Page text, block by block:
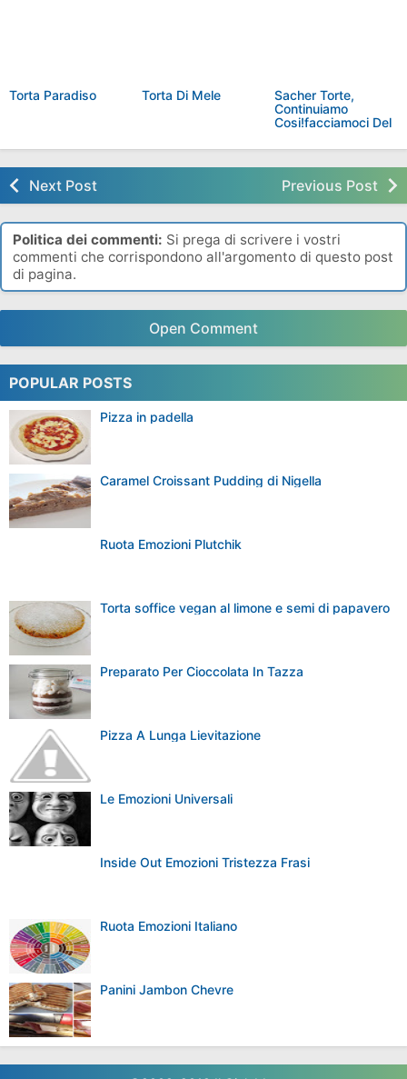
Torta Paradiso Torta Di Mele
Sacher Torte,
Continuiamo
Cosi!facciamoci Del
Next Post Previous Post
Politica dei commenti: Si prega di scrivere i vostri
commenti che corrispondono all'argomento di questo post
di pagina.
Open Comment
POPULAR POSTS
Pizza in padella
Caramel Croissant Pudding di Nigella
Ruota Emozioni Plutchik
Torta soffice vegan al limone e semi di papavero
Preparato Per Cioccolata In Tazza
Pizza A Lunga Lievitazione
Le Emozioni Universali
Inside Out Emozioni Tristezza Frasi
Ruota Emozioni Italiano
Panini Jambon Chevre